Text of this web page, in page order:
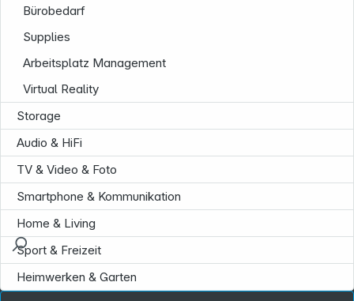
Bürobedarf
Supplies
Arbeitsplatz Management
Virtual Reality
Storage
Audio & HiFi
TV & Video & Foto
Smartphone & Kommunikation
Home & Living
Sport & Freizeit
Heimwerken & Garten